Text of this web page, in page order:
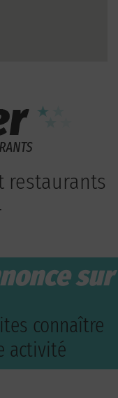
restaurants
sur
connaître
activité